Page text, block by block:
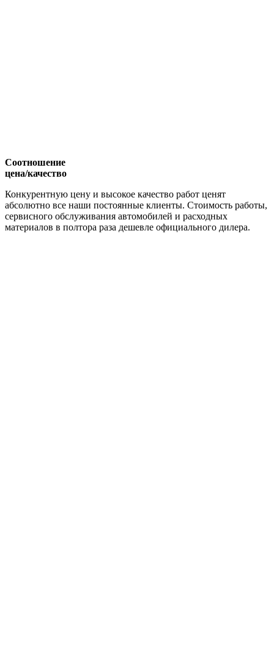
Соотношение
цена/качество
Конкурентную цену и высокое качество работ ценят
абсолютно все наши постоянные клиенты. Стоимость работы,
сервисного обслуживания автомобилей и расходных
материалов в полтора раза дешевле официального дилера.